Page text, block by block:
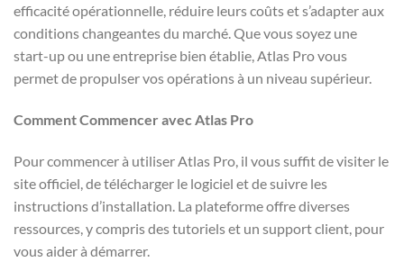
efficacité opérationnelle, réduire leurs coûts et s’adapter aux
conditions changeantes du marché. Que vous soyez une
start-up ou une entreprise bien établie, Atlas Pro vous
permet de propulser vos opérations à un niveau supérieur.
Comment Commencer avec Atlas Pro
Pour commencer à utiliser Atlas Pro, il vous suffit de visiter le
site officiel, de télécharger le logiciel et de suivre les
instructions d’installation. La plateforme offre diverses
ressources, y compris des tutoriels et un support client, pour
vous aider à démarrer.